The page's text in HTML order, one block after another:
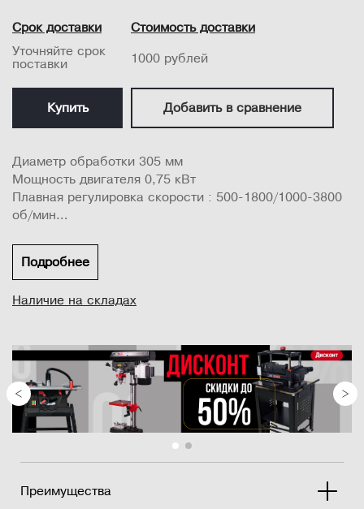
Срок доставки
Уточняйте срок
поставки
Стоимость доставки
1000 рублей
Купить Добавить в сравнение
Диаметр обработки 305 мм
Мощность двигателя 0,75 кВт
Плавная регулировка скорости : 500-1800/1000-3800
об/мин
потери мощности
Поверхность станины ровная и хорошо отшлифована
Лампа подсветки на гибкой ножке...
Подробнее
Наличие на складах
Преимущества